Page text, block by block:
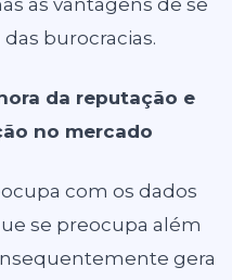
as vantagens de se
burocracias.
da reputação e
no mercado
com os dados
se preocupa além
gera